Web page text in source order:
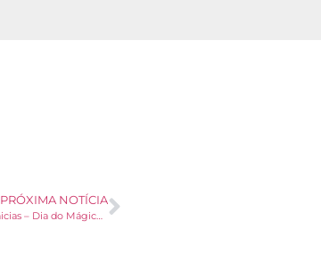
PRÓXIMA NOTÍCIA
Educação Infantil e Anos Inicias – Dia do Mágico Walkir